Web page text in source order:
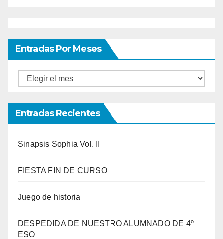
Entradas Por Meses
Entradas
Entradas Recientes
Sinapsis Sophia Vol. II
FIESTA FIN DE CURSO
Juego de historia
DESPEDIDA DE NUESTRO ALUMNADO DE 4º
ESO